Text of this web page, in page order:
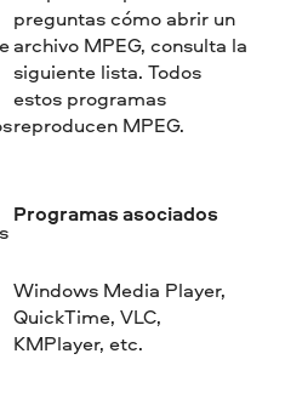
preguntas cómo abrir un
archivo MPEG, consulta la
siguiente lista. Todos
estos programas
reproducen MPEG.
Programas asociados
Windows Media Player,
QuickTime, VLC,
KMPlayer, etc.